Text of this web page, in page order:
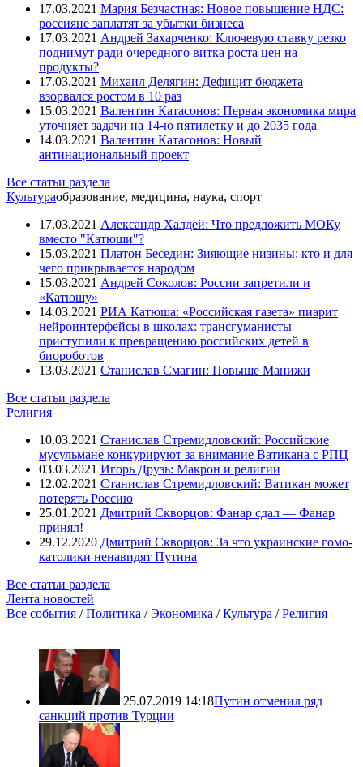
17.03.2021 Мария Безчастная: Новое повышение НДС:
россияне заплатят за убытки бизнеса
17.03.2021 Андрей Захарченко: Ключевую ставку резко
поднимут ради очередного витка роста цен на
продукты?
17.03.2021 Михаил Делягин: Дефицит бюджета
взорвался ростом в 10 раз
15.03.2021 Валентин Катасонов: Первая экономика мира
уточняет задачи на 14-ю пятилетку и до 2035 года
14.03.2021 Валентин Катасонов: Новый
антинациональный проект
Все статьи раздела
Культураобразование, медицина, наука, спорт
17.03.2021 Александр Халдей: Что предложить МОКу
вместо "Катюши"?
15.03.2021 Платон Беседин: Зияющие низины: кто и для
чего прикрывается народом
15.03.2021 Андрей Соколов: России запретили и
«Катюшу»
14.03.2021 РИА Катюша: «Российская газета» пиарит
нейроинтерфейсы в школах: трансгуманисты
приступили к превращению российских детей в
биороботов
13.03.2021 Станислав Смагин: Повыше Манижи
Все статьи раздела
Религия
10.03.2021 Станислав Стремидловский: Российские
мусульмане конкурируют за внимание Ватикана с РПЦ
03.03.2021 Игорь Друзь: Макрон и религии
12.02.2021 Станислав Стремидловский: Ватикан может
потерять Россию
25.01.2021 Дмитрий Скворцов: Фанар сдал — Фанар
принял!
29.12.2020 Дмитрий Скворцов: За что украинские гомо-
католики ненавидят Путина
Все статьи раздела
Лента новостей
Все события /Политика /Экономика /Культура /Религия
25.07.2019 14:18Путин отменил ряд
санкций против Турции